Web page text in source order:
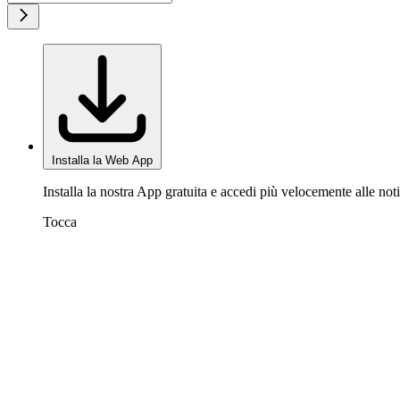
Installa la Web App
Installa la nostra App gratuita e accedi più velocemente alle
Tocca